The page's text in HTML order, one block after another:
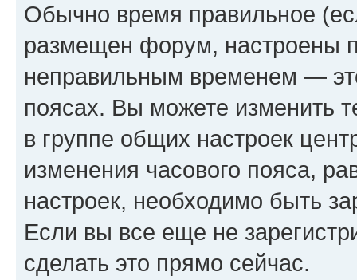
Обычно время правильное
размещен форум, настроены
неправильным временем —
поясах. Вы можете изменить
в группе общих настроек
изменения часового пояса,
настроек, необходимо быть
Если вы все еще не
сделать это прямо сейчас.